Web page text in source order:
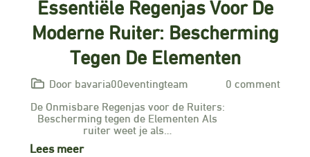
Moderne Ruiter: Bescherming
Tegen De Elementen
Door bavaria00eventingteam
0 comment
De Onmisbare Regenjas voor de Ruiters:
Bescherming tegen de Elementen Als
ruiter weet je als…
Lees meer